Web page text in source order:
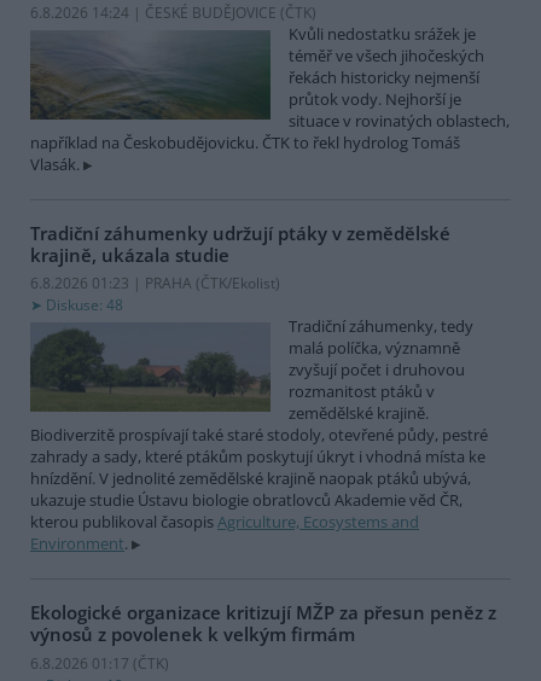
6.8.2026 14:24 | ČESKÉ BUDĚJOVICE (ČTK)
Kvůli nedostatku srážek je
téměř ve všech jihočeských
řekách historicky nejmenší
průtok vody. Nejhorší je
situace v rovinatých oblastech,
například na Českobudějovicku. ČTK to řekl hydrolog Tomáš
Vlasák.
Tradiční záhumenky udržují ptáky v zemědělské
krajině, ukázala studie
6.8.2026 01:23 | PRAHA (ČTK/Ekolist)
Diskuse: 48
Tradiční záhumenky, tedy
malá políčka, významně
zvyšují počet i druhovou
rozmanitost ptáků v
zemědělské krajině.
Biodiverzitě prospívají také staré stodoly, otevřené půdy, pestré
zahrady a sady, které ptákům poskytují úkryt i vhodná místa ke
hnízdění. V jednolité zemědělské krajině naopak ptáků ubývá,
ukazuje studie Ústavu biologie obratlovců Akademie věd ČR,
kterou publikoval časopisAgriculture, Ecosystems and
Environment.
Ekologické organizace kritizují MŽP za přesun peněz z
výnosů z povolenek k velkým firmám
6.8.2026 01:17 (ČTK)